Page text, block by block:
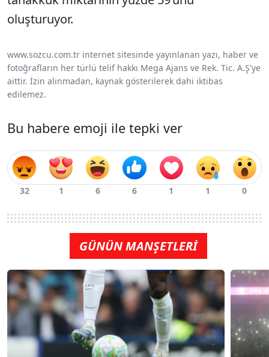
oluşturuyor.
www.sozcu.com.tr internet sitesinde yayınlanan yazı, haber ve
fotoğrafların her türlü telif hakkı Mega Ajans ve Rek. Tic. A.Ş'ye
aittir. İzin alınmadan, kaynak gösterilerek dahi iktibas
edilemez.
Bu habere emoji ile tepki ver
GÜNÜN MANŞETLERİ